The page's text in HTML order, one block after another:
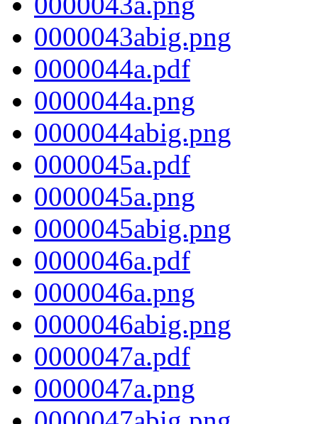
0000043abig.png
0000044a.pdf
0000044a.png
0000044abig.png
0000045a.pdf
0000045a.png
0000045abig.png
0000046a.pdf
0000046a.png
0000046abig.png
0000047a.pdf
0000047a.png